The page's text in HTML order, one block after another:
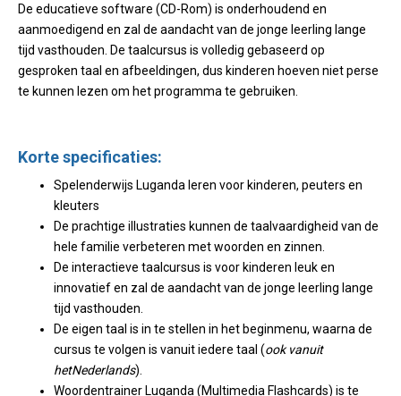
De educatieve software (CD-Rom) is onderhoudend en
aanmoedigend en zal de aandacht van de jonge leerling lange
tijd vasthouden. De taalcursus is volledig gebaseerd op
gesproken taal en afbeeldingen, dus kinderen hoeven niet perse
te kunnen lezen om het programma te gebruiken.
Korte specificaties:
Spelenderwijs Luganda leren voor kinderen, peuters en
kleuters
De prachtige illustraties kunnen de taalvaardigheid van de
hele familie verbeteren met woorden en zinnen.
De interactieve taalcursus is voor kinderen leuk en
innovatief en zal de aandacht van de jonge leerling lange
tijd vasthouden.
De eigen taal is in te stellen in het beginmenu, waarna de
cursus te volgen is vanuit iedere taal (ook vanuit
hetNederlands).
Woordentrainer Luganda (Multimedia Flashcards) is te